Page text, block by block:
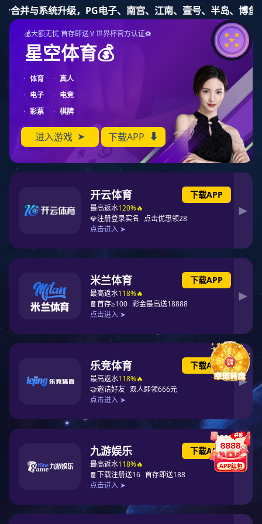
东升国际
东升国际 资讯动态 集团介绍 集团业务 科技创新 社会责
信息公开
组织架
工商综
安全环
主要财
务情况
公示公
人事信
环保督
察
监督举
报
组织架构